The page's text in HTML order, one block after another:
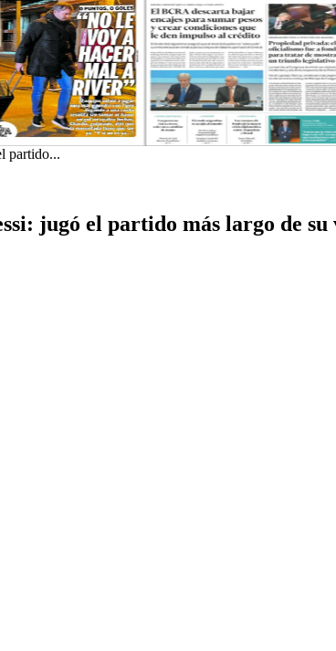
partido...
jugó el partido más largo de su